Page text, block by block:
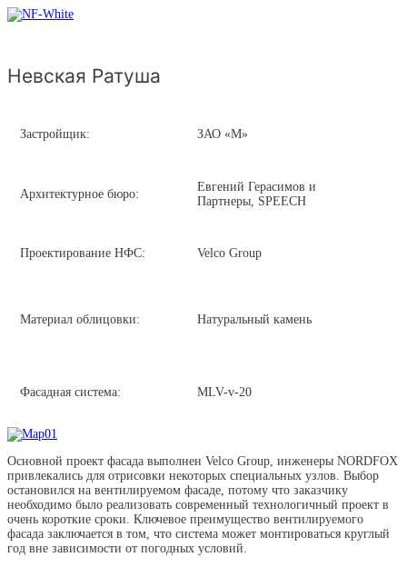
Невская Ратуша
Застройщик: ЗАО «М»
Архитектурное бюро:
Евгений Герасимов и
Партнеры, SPEECH
Проектирование НФС: Velco Group
Материал облицовки: Натуральный камень
Фасадная система: MLV-v-20
Основной проект фасада выполнен Velco Group, инженеры NORDFOX
привлекались для отрисовки некоторых специальных узлов. Выбор
остановился на вентилируемом фасаде, потому что заказчику
необходимо было реализовать современный технологичный проект в
очень короткие сроки. Ключевое преимущество вентилируемого
фасада заключается в том, что система может монтироваться круглый
год вне зависимости от погодных условий.